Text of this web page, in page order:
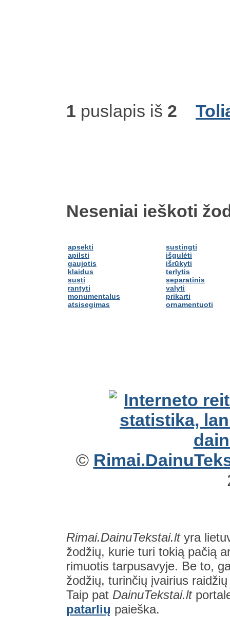
1 puslapis iš 2
Neseniai ieškoti
apsekti
apilsti
gaujotis
klaidus
susti
rantyti
monumentalus
atsisegimas
sustingti
išgulėti
išrūkyti
terlytis
separatinis
valyti
prikarti
ornamentuoti
©
Rimai.DainuTekstai.ltyra
žodžių, kurie turi tokią pačią
rimuotis tarpusavyje. Be to,
žodžių, turinčių įvairius
Taip pat DainuTekstai.lt
patarlių paieška.